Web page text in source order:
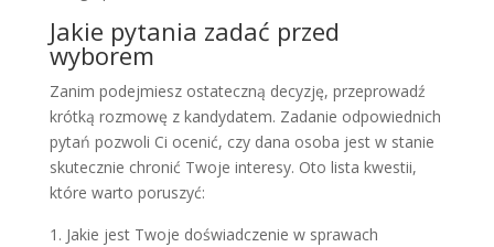
Jakie pytania zadać przed
wyborem
Zanim podejmiesz ostateczną decyzję, przeprowadź
krótką rozmowę z kandydatem. Zadanie odpowiednich
pytań pozwoli Ci ocenić, czy dana osoba jest w stanie
skutecznie chronić Twoje interesy. Oto lista kwestii,
które warto poruszyć:
Jakie jest Twoje doświadczenie w sprawach